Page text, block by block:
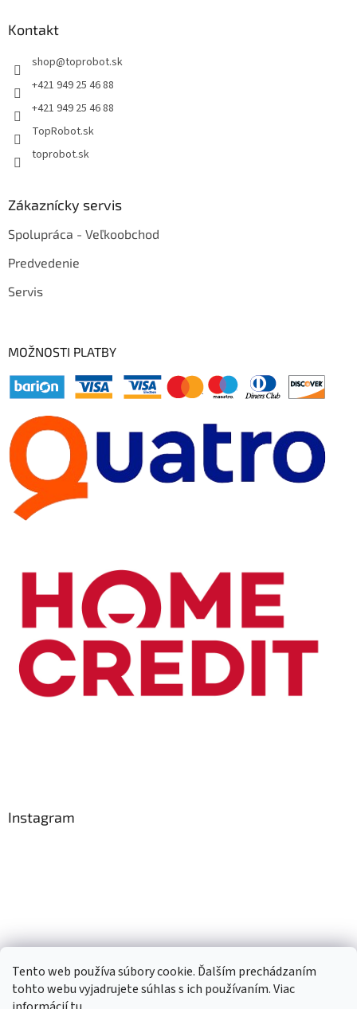
Tento web používa súbory cookie. Ďalším prechádzaním
tohto webu vyjadrujete súhlas s ich používaním. Viac
Kontakt
shop@toprobot.sk
+421 949 25 46 88
+421 949 25 46 88
TopRobot.sk
toprobot.sk
Zákaznícky servis
Spolupráca - Veľkoobchod
Predvedenie
Servis
MOŽNOSTI PLATBY
Instagram
Sledovať na Instagrame